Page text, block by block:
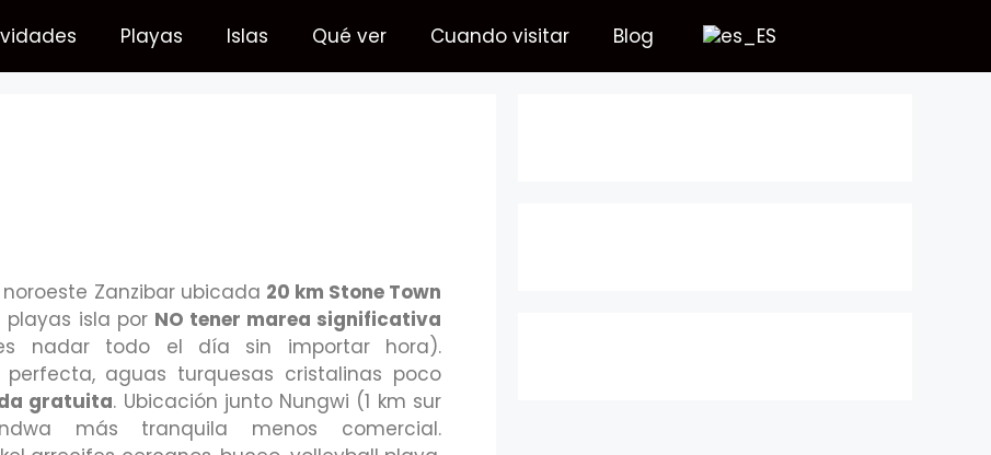
Playas Islas Qué ver Cuando visitar Blog
Zanzibar ubicada 20 km Stone Town
isla por NO tener marea significativa
nadar todo el día sin importar hora).
aguas turquesas cristalinas poco
gratuita. Ubicación junto Nungwi (1 km sur
más tranquila menos comercial.